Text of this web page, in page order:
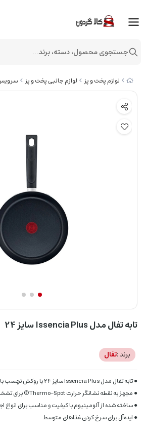
لوازم پخت و پز لوازم جانبی پخت و پز سرویس
تابه تفال مدل Issencia Plus سایز 24
برند :تفال
● تابه تفال مدل Issencia Plus سایز 24 با روکش نچسب بادوام و طراحی ارگونومیک
● مجهز به نقطه نشانگر حرارت Thermo-Spot® برای تشخیص دمای ایده‌آل پخت
● ساخته شده از آلومینیوم با کیفیت و مناسب برای انواع
● ایده‌آل برای سرخ کردن غذاهای متوسط
جستجوی محصول، دسته، برند...